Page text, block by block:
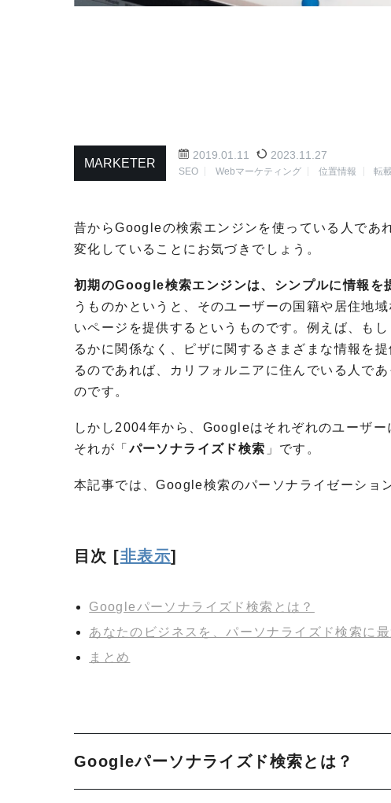
MARKETER
2019.01.11 2023.11.27
SEO Webマーケティング 位置情報 転
昔からGoogleの検索エンジンを使っている人であ
変化していることにお気づきでしょう。
初期のGoogle検索エンジンは、シンプルに情報を
うものかというと、そのユーザーの国籍や居住地
いページを提供するというものです。例えば、も
るかに関係なく、ピザに関するさまざまな情報を
るのであれば、カリフォルニアに住んでいる人で
のです。
しかし2004年から、 Googleはそれぞれのユーザ
それが「パーソナライズド検索 」です。
本記事では、Google検索のパーソナライゼーショ
目次 [非表示]
Googleパーソナライズド検索とは？
あなたのビジネスを、パーソナライズド検索に
まとめ
Googleパーソナライズド検索とは？